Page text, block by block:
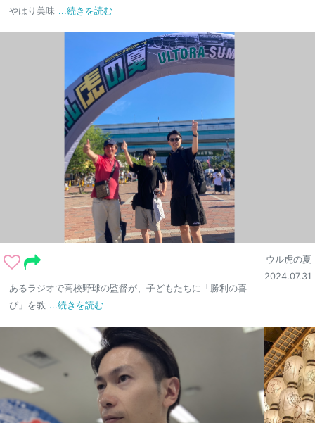
やはり美味 ...続きを読む
ウル虎の夏
2024.07.31
あるラジオで高校野球の監督が、子どもたちに「勝利の喜
び」を教 ...続きを読む